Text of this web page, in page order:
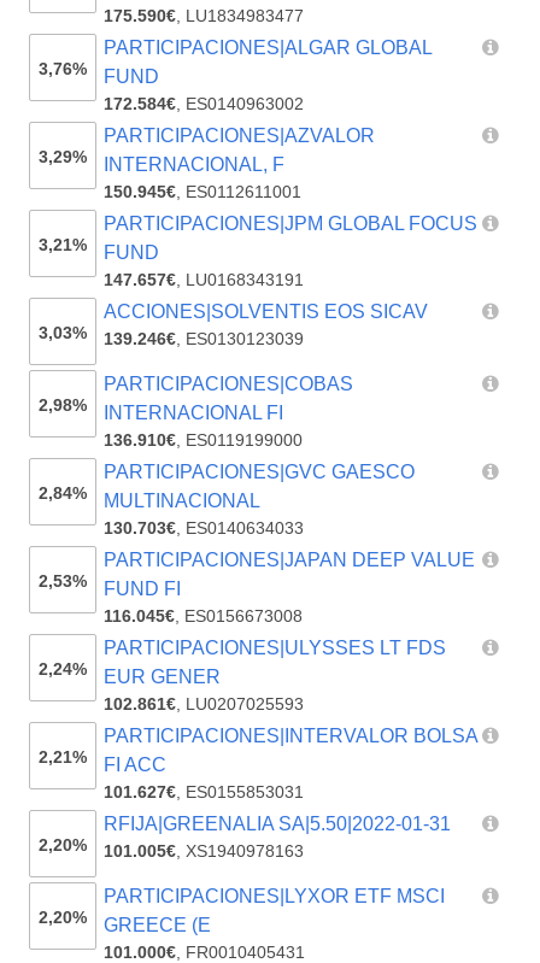
175.590€ LU1834983477
3,76%
PARTICIPACIONES|ALGAR GLOBAL
FUND
172.584€ ES0140963002
3,29%
PARTICIPACIONES|AZVALOR
INTERNACIONAL, F
150.945€ ES0112611001
3,21%
PARTICIPACIONES|JPM GLOBAL FOCUS
FUND
147.657€ LU0168343191
3,03%
ACCIONES|SOLVENTIS EOS SICAV
139.246€ ES0130123039
2,98%
PARTICIPACIONES|COBAS
INTERNACIONAL FI
136.910€ ES0119199000
2,84%
PARTICIPACIONES|GVC GAESCO
MULTINACIONAL
130.703€ ES0140634033
2,53%
PARTICIPACIONES|JAPAN DEEP VALUE
FUND FI
116.045€ ES0156673008
2,24%
PARTICIPACIONES|ULYSSES LT FDS
EUR GENER
102.861€ LU0207025593
2,21%
PARTICIPACIONES|INTERVALOR BOLSA
FI ACC
101.627€ ES0155853031
2,20%
RFIJA|GREENALIA SA|5.50|2022-01-31
101.005€ XS1940978163
2,20%
PARTICIPACIONES|LYXOR ETF MSCI
GREECE (E
101.000€ FR0010405431